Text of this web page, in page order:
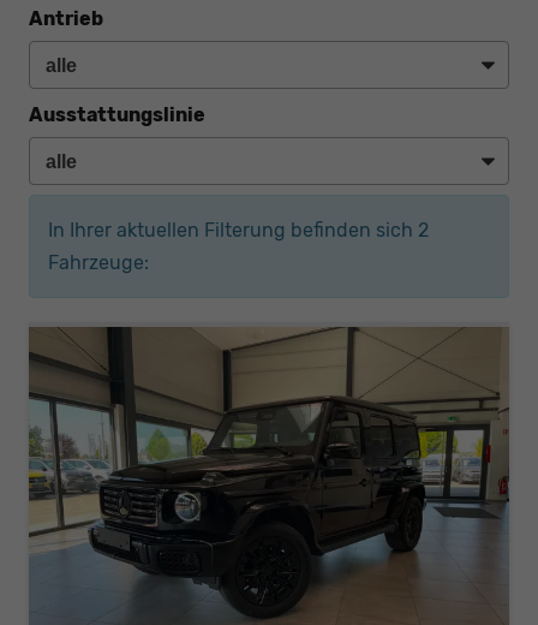
Antrieb
Ausstattungslinie
In Ihrer aktuellen Filterung befinden sich 2
Fahrzeuge: